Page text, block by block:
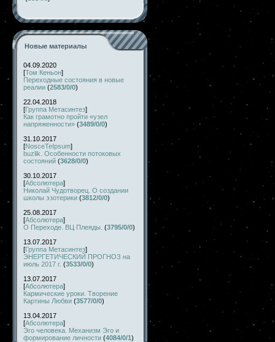
Новые материалы
04.09.2020
[Том Кеньон]
Переходные состояния в новые
реалии (2583/0/0)
22.04.2018
[Группа Метасинтез]
Как грамотно пройти «узел
напряженности» (3489/0/0)
31.10.2017
[NosceTeIpsum]
buzlik. Особенности потоковых
состояний (3628/0/0)
30.10.2017
[Абсолютера]
Николай Чудотворец. О создании
школы эзотерики (3812/0/0)
25.08.2017
[Абсолютера]
О Переходе. ВЦ Плеяды. (3795/0/0)
13.07.2017
[Группа Метасинтез]
ЭНЕРГЕТИЧЕСКИЙ ПРОГНОЗ на
июль 2017 г. (3533/0/0)
13.07.2017
[Абсолютера]
Кармические уроки. Творение
Картины Любви (3577/0/0)
13.04.2017
[Абсолютера]
Эго человека. Механизм Эго и
формирование личности (4084/0/1)